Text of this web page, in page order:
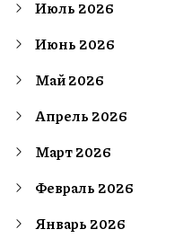
Июль 2026
Июнь 2026
Май 2026
Апрель 2026
Март 2026
Февраль 2026
Январь 2026